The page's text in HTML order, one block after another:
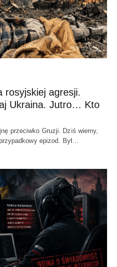
rosyjskiej agresji.
Ukraina. Jutro… Kto
przeciwko Gruzji. Dziś wiemy,
epizod. Był…